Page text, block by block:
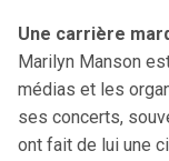
Une carrière
Marilyn Manson
médias et les
ses concerts,
ont fait de lui une